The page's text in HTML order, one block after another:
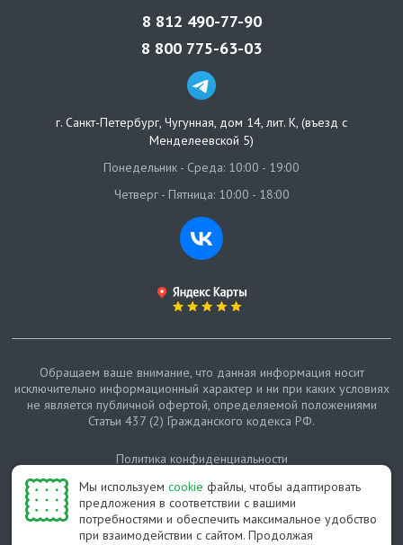
Мы используем cookie файлы, чтобы адаптировать
предложения в соответствии с вашими
потребностями и обеспечить максимальное удобство
при взаимодействии с сайтом. Продолжая
8 812 490-77-90
8 800 775-63-03
г. Санкт-Петербург, Чугунная, дом 14, лит. К, (въезд с
Менделеевской 5)
Понедельник - Среда: 10:00 - 19:00
Четверг - Пятница: 10:00 - 18:00
© Протепло-СПб, 2011-2026
Обращаем ваше внимание, что данная информация носит
исключительно информационный характер и ни при каких условиях
не является публичной офертой, определяемой положениями
Статьи 437 (2) Гражданского кодекса РФ.
Политика конфиденциальности
Карта сайта